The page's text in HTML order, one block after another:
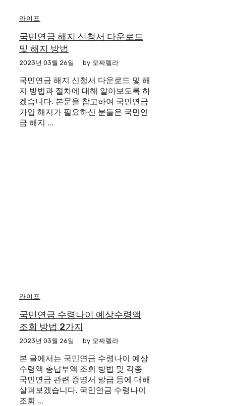
라이프
국민연금 해지 신청서 다운로드
및 해지 방법
2023년 03월 26일 by 모짜렐라
국민연금 해지 신청서 다운로드 및 해
지 방법과 절차에 대해 알아보도록 하
겠습니다. 본문을 참고하여 국민연금
가입 해지가 필요하신 분들은 국민연
금 해지 ...
라이프
국민연금 수령나이 예상수령액
조회 방법 2가지
2023년 03월 26일 by 모짜렐라
본 글에서는 국민연금 수령나이 예상
수령액 총납부액 조회 방법 및 각종
국민연금 관련 증명서 발급 등에 대해
살펴보겠습니다. 국민연금 수령나이
조회 ...